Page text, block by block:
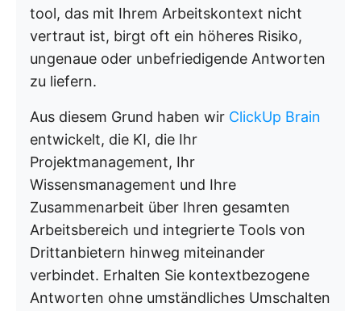
tool, das mit Ihrem Arbeitskontext nicht
vertraut ist, birgt oft ein höheres Risiko,
ungenaue oder unbefriedigende Antworten
zu liefern.
Aus diesem Grund haben wir ClickUp Brain
entwickelt, die KI, die Ihr
Projektmanagement, Ihr
Wissensmanagement und Ihre
Zusammenarbeit über Ihren gesamten
Arbeitsbereich und integrierte Tools von
Drittanbietern hinweg miteinander
verbindet. Erhalten Sie kontextbezogene
Antworten ohne umständliches Umschalten